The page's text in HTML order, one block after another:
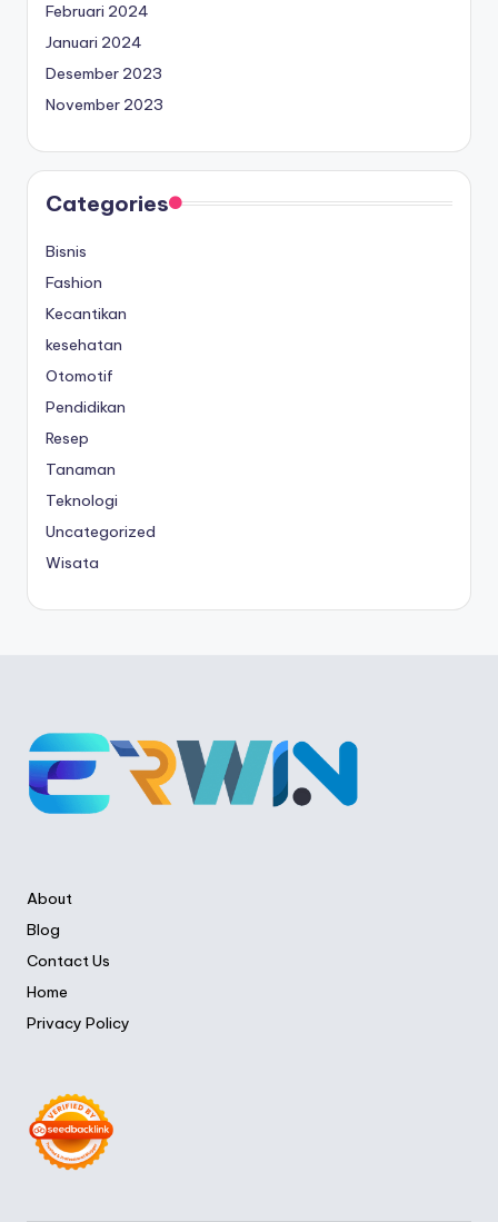
Februari 2024
Januari 2024
Desember 2023
November 2023
Categories
Bisnis
Fashion
Kecantikan
kesehatan
Otomotif
Pendidikan
Resep
Tanaman
Teknologi
Uncategorized
Wisata
About
Blog
Contact Us
Home
Privacy Policy